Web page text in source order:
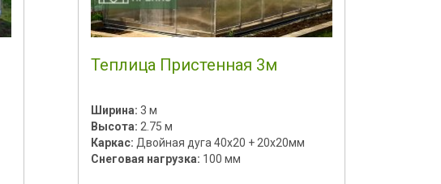
Теплица Пристенная 3м
Ширина:3 м
Высота:2.75 м
Каркас:Двойная дуга 40х20 + 20х20мм
Снеговая нагрузка: 100 мм